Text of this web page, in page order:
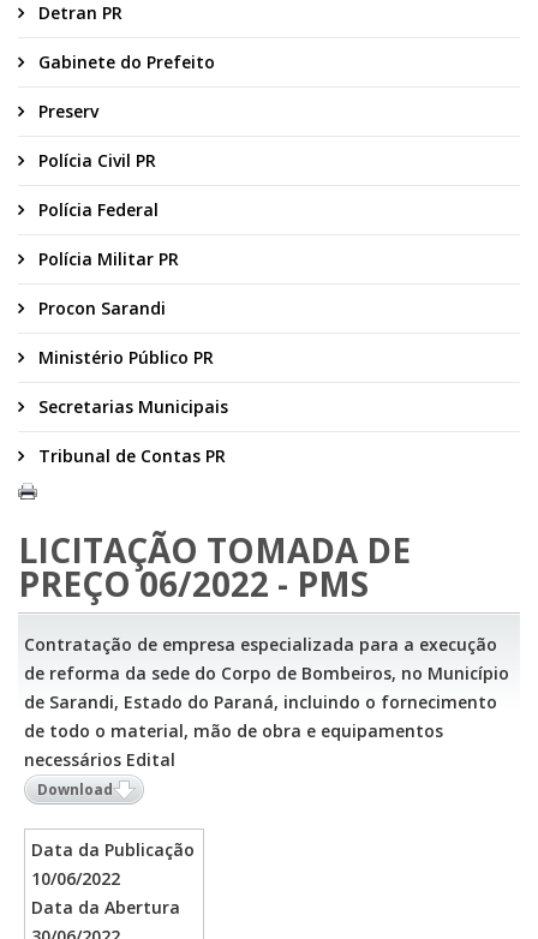
Detran PR
Gabinete do Prefeito
Preserv
Polícia Civil PR
Polícia Federal
Polícia Militar PR
Procon Sarandi
Ministério Público PR
Secretarias Municipais
Tribunal de Contas PR
LICITAÇÃO TOMADA DE
PREÇO 06/2022 - PMS
Contratação de empresa especializada para a execução
de reforma da sede do Corpo de Bombeiros, no Município
de Sarandi, Estado do Paraná, incluindo o fornecimento
de todo o material, mão de obra e equipamentos
necessários Edital
Download
Data da Publicação
10/06/2022
Data da Abertura